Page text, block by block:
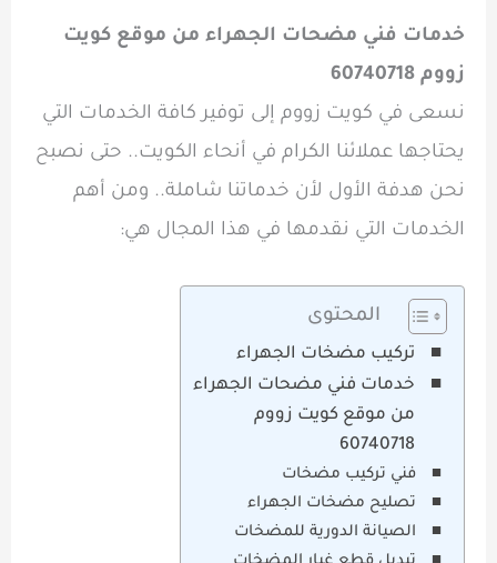
خدمات فني مضحات الجهراء من موقع كويت
زووم 60740718
نسعى في كويت زووم إلى توفير كافة الخدمات التي
يحتاجها عملائنا الكرام في أنحاء الكويت.. حتى نصبح
نحن هدفة الأول لأن خدماتنا شاملة.. ومن أهم
الخدمات التي نقدمها في هذا المجال هي:
المحتوى
تركيب مضخات الجهراء
خدمات فني مضحات الجهراء
من موقع كويت زووم
60740718
فني تركيب مضخات
تصليح مضخات الجهراء
الصيانة الدورية للمضخات